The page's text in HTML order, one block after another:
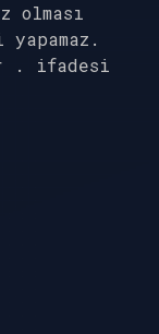
olması
. ifadesi